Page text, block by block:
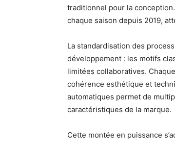
traditionnel pour la
chaque saison depuis 2019,
La standardisation des
développement : les motifs
limitées collaboratives.
cohérence esthétique et
automatiques permet de
caractéristiques de la marque.
Cette montée en puissance